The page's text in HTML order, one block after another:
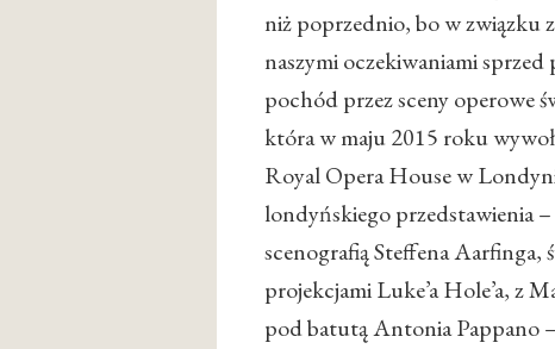
niż poprzednio, bo w związku z
naszymi oczekiwaniami
pochód przez sceny operowe
która w maju 2015 roku
Royal Opera House w
londyńskiego przedstawienia
scenografią Steffena Aarfinga,
projekcjami Luke’a Hole’a, z
pod batutą Antonia Pappano